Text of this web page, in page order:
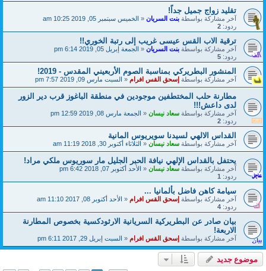
تقليد زواج جميل جداً!
آخر مشاركة بواسطةبنت السريان«الخميس سبتمبر 05, 2019 10:25 am
ردود: 2
ترقية الاب القس عيسى غريب إلى رتبة الخوري!!
آخر مشاركة بواسطةبنت السريان«الجمعة إبريل 05, 2019 6:14 pm
ردود: 5
المنشور البطريركي بمناسبة الصوم الأربعيني المقدس - 2019!
آخر مشاركة بواسطةإسحق القس افرام«السبت مارس 09, 2019 7:57 pm
مطارنة حلب المختطفين موجودين في منطقة الباغوز قرب دير الزور
لدى داعش!!!
آخر مشاركة بواسطةسعاد نيسان«الجمعة مارس 08, 2019 12:59 pm
ردود: 2
القداس الالهي لسيدنا سويريوس المانية
آخر مشاركة بواسطةسعاد نيسان«الثلاثاء أكتوبر 30, 2018 11:19 am
يحتفل بالقداس الإلهي نيافة الحبر الجليل مار سوريوس ملكي مراد!
آخر مشاركة بواسطةسعاد نيسان«الأحد أكتوبر 07, 2018 6:42 pm
ردود: 1
سيامة كاهن فاضل بألمانيا ...
آخر مشاركة بواسطةإسحق القس افرام«الأحد أكتوبر 08, 2017 11:10 am
ردود: 4
بيان صادر عن البطريركية السريانية الارثودكسية بخصوص المطارنة
الاربعة!
آخر مشاركة بواسطةإسحق القس افرام«السبت إبريل 29, 2017 6:11 pm
موضوع جديد